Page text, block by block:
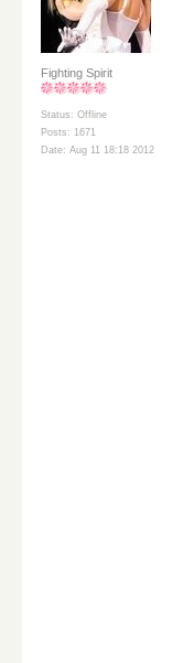
Fighting Spirit
Status: Offline
Posts: 1671
Date: Aug 11 18:18 2012